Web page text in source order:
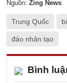
Nguồn: Zing News
Trung Quốc
đảo nhân tạo
Bình